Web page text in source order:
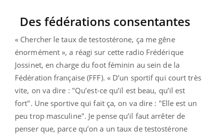
Des fédérations consentantes
« Chercher le taux de testostérone, ça me gêne
énormément », a réagi sur cette radio Frédérique
Jossinet, en charge du foot féminin au sein de la
Fédération française (FFF). « D’un sportif qui court très
vite, on va dire : "Qu’est-ce qu’il est beau, qu’il est
fort". Une sportive qui fait ça, on va dire : "Elle est un
peu trop masculine". Je pense qu’il faut arrêter de
penser que, parce qu’on a un taux de testostérone